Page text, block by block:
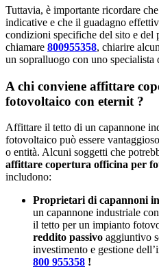
Tuttavia, è importante ricordare
indicative e che il guadagno
condizioni specifiche del sito e del
chiamare 800955358, chiarire
un sopralluogo con uno specialista
A chi conviene affittare
fotovoltaico con eternit ?
Affittare il tetto di un capannone
fotovoltaico può essere
o entità. Alcuni soggetti che
affittare copertura officina per
includono:
Proprietari di capannoni
un capannone industriale
il tetto per un impianto
reddito passivo aggiuntivo
investimento e gestione
800 955358 !